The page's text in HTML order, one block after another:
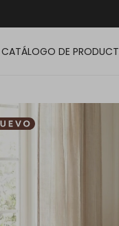
CATÁLOGO DE